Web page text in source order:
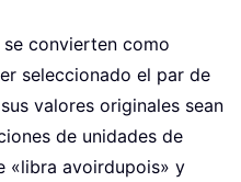
convierten como
seleccionado el par de
valores originales sean
de unidades de
«libra avoirdupois» y